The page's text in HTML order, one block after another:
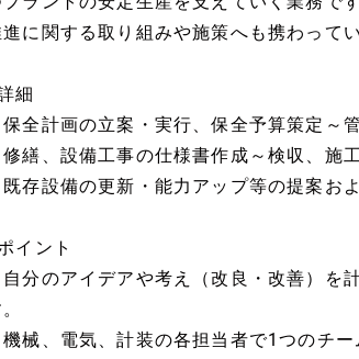
に関する取り組みや施策へも携わって
細
全計画の立案・実行、保全予算策定～
繕、設備工事の仕様書作成～検収、施
存設備の更新・能力アップ等の提案お
イント
分のアイデアや考え（改良・改善）を
械、電気、計装の各担当者で1つのチ